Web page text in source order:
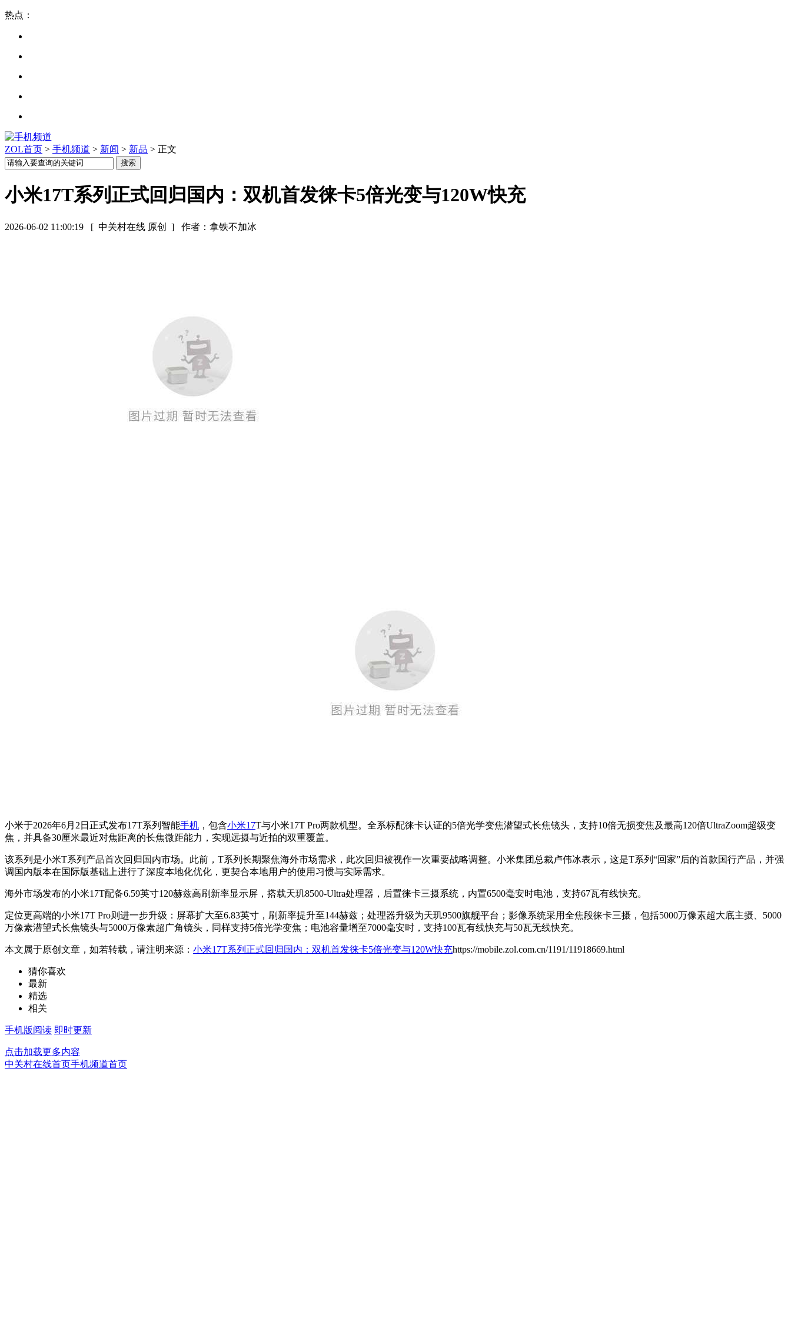
热点：
ZOL首页 > 手机频道 > 新闻 > 新品 > 正文
小米17T系列正式回归国内：双机首发徕卡5倍光变与120W快充
2026-06-02 11:00:19 [ 中关村在线 原创 ] 作者：拿铁不加冰
小米于2026年6月2日正式发布17T系列智能手机 ，包含小米17T与小米17T Pro两款机型。全系标配徕卡认证的5倍光学变焦潜望式长焦镜头，支持10倍无损变焦及最高120倍UltraZoom超级变
焦，并具备30厘米最近对焦距离的长焦微距能力，实现远摄与近拍的双重覆盖。
该系列是小米T系列产品首次回归国内市场。此前，T系列长期聚焦海外市场需求，此次回归被视作一次重要战略调整。小米集团总裁卢伟冰表示，这是T系列“回家”后的首款国行产品，并强
调国内版本在国际版基础上进行了深度本地化优化，更契合本地用户的使用习惯与实际需求。
海外市场发布的小米17T配备6.59英寸120赫兹高刷新率显示屏，搭载天玑8500-Ultra处理器，后置徕卡三摄系统，内置6500毫安时电池，支持67瓦有线快充。
定位更高端的小米17T Pro则进一步升级：屏幕扩大至6.83英寸，刷新率提升至144赫兹；处理器升级为天玑9500旗舰平台；影像系统采用全焦段徕卡三摄，包括5000万像素超大底主摄、5000
万像素潜望式长焦镜头与5000万像素超广角镜头，同样支持5倍光学变焦；电池容量增至7000毫安时，支持100瓦有线快充与50瓦无线快充。
本文属于原创文章，如若转载，请注明来源： 小米17T系列正式回归国内：双机首发徕卡5倍光变与120W快充https://mobile.zol.com.cn/1191/11918669.html
猜你喜欢
最新
精选
相关
手机版阅读 即时更新
点击加载更多内容
中关村在线首页手机频道首页